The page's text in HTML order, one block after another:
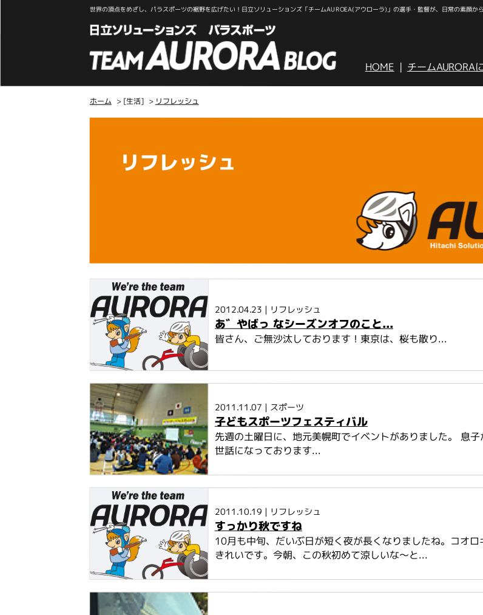
世界の頂点をめざし、パラスポーツの裾野を広げたい！日立ソリューションズ「チームAUROEA(アウローラ)」の選手・監督が、日常の素顔か
HOME チームAURORA
ホーム > [生活] > リフレッシュ
リフレッシュ
2012.04.23 | リフレッシュ
あ゛やばっ なシーズンオフのこと...
皆さん、ご無沙汰しております！東京は、桜も散り...
2011.11.07 | スポーツ
子どもスポーツフェスティバル
先週の土曜日に、地元美幌町でイベントがありました。 息子
世話になっております...
2011.10.19 | リフレッシュ
すっかり秋ですね
10月も中旬、だいぶ日が短く夜が長くなりましたね。コオロ
きれいです。今朝、この秋初めて涼しいな～と...